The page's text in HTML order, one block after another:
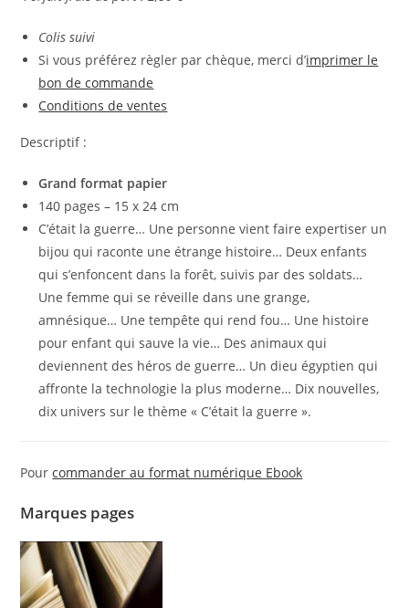
Colis suivi
Si vous préférez règler par chèque, merci d’imprimer le
bon de commande
Conditions de ventes
Descriptif :
Grand format papier
140 pages – 15 x 24 cm
C’était la guerre… Une personne vient faire expertiser un
bijou qui raconte une étrange histoire… Deux enfants
qui s’enfoncent dans la forêt, suivis par des soldats…
Une femme qui se réveille dans une grange,
amnésique… Une tempête qui rend fou… Une histoire
pour enfant qui sauve la vie… Des animaux qui
deviennent des héros de guerre… Un dieu égyptien qui
affronte la technologie la plus moderne… Dix nouvelles,
dix univers sur le thème « C’était la guerre ».
Pourcommander au format numérique Ebook
Marques pages